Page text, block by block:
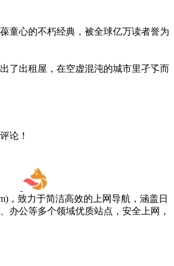
童心的不朽经典，被全球亿万读者誉为
了出租屋，在空虚混沌的城市里孑孓而
论！
，致力于简洁高效的上网导航，涵盖日
办公等多个领域优质站点，安全上网，